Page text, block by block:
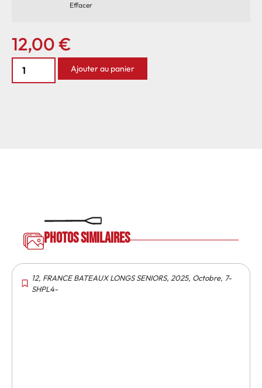
Effacer
12,00€
Ajouter au panier
Photos similaires
12, FRANCE BATEAUX LONGS SENIORS, 2025, Octobre, 7-
SHPL4-